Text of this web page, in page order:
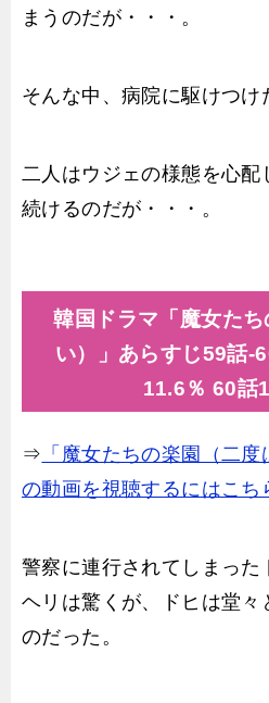
まうのだが・・・。
そんな中、病院に駆けつけ
二人はウジェの様態を心配
続けるのだが・・・。
韓国ドラマ「魔女た
い）」あらすじ59話-
11.6％ 60話
⇒ 「魔女たちの楽園（二
の動画を視聴するにはこち
警察に連行されてしまった
ヘリは驚くが、ドヒは堂々
のだった。